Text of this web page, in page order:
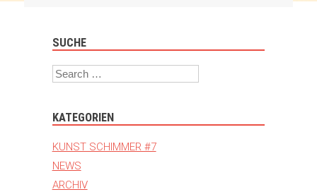
SUCHE
Search
KATEGORIEN
KUNST SCHIMMER #7
NEWS
ARCHIV